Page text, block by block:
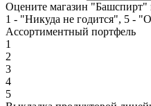
Оцените магазин
1 - "Никуда не годится", 5 -
Ассортиментный портфель
1
2
3
4
5